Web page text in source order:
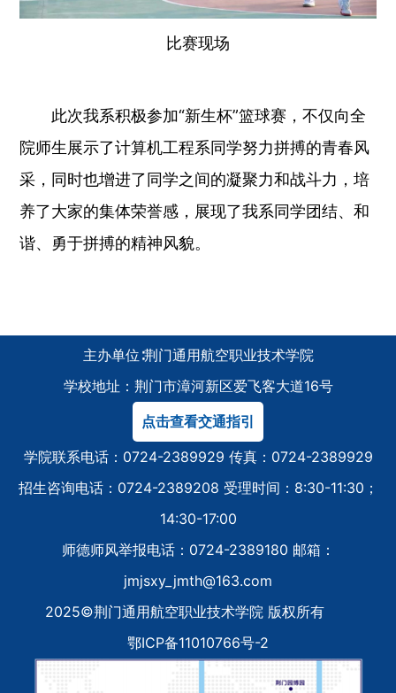
比赛现场
此次我系积极参加“新生杯”篮球赛，不仅向全
院师生展示了计算机工程系同学努力拼搏的青春风
采，同时也增进了同学之间的凝聚力和战斗力，培
养了大家的集体荣誉感，展现了我系同学团结、和
谐、勇于拼搏的精神风貌。
主办单位∶荆门通用航空职业技术学院
学校地址：荆门市漳河新区爱飞客大道16号
点击查看交通指引
学院联系电话：0724-2389929 传真：0724-2389929
招生咨询电话：0724-2389208 受理时间：8:30-11:30；
14:30-17:00
师德师风举报电话：0724-2389180 邮箱：
jmjsxy_jmth@163.com
2025©荆门通用航空职业技术学院 版权所有
鄂ICP备11010766号-2